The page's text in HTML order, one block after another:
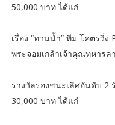
50,000 บาท ได้แก่
เรื่อง “ทวนน้ำ” ทีม โคตรวิ่
พระจอมเกล้าเจ้าคุณทหารล
รางวัลรองชนะเลิศอันดับ 2
30,000 บาท ได้แก่